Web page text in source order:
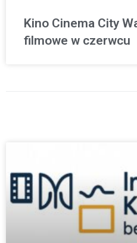
Kino Cinema City
filmowe w czerwcu